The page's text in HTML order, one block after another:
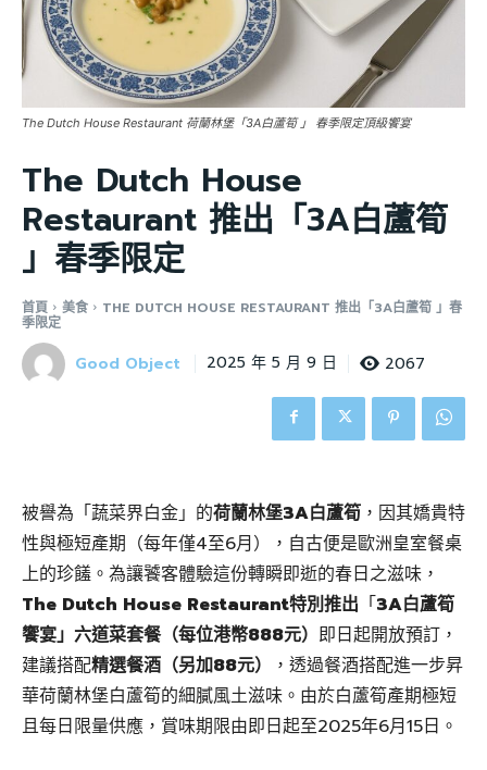
The Dutch House Restaurant 荷蘭林堡「3A白蘆筍 」 春季限定頂級饗宴
The Dutch House
Restaurant 推出「3A白蘆筍
」春季限定
首頁 美食 THE DUTCH HOUSE RESTAURANT 推出「3A白蘆筍 」春
季限定
Good Object 2025 年 5 月 9 日 2067
被譽為「蔬菜界白金」的荷蘭林堡3A白蘆筍 ，因其嬌貴特
性與極短產期（每年僅4至6月），自古便是歐洲皇室餐桌
上的珍饈。為讓饕客體驗這份轉瞬即逝的春日之滋味，
The Dutch House Restaurant特別推出 「3A白蘆筍
饗宴」六道菜套餐（每位港幣888元） 即日起開放預訂，
建議搭配精選餐酒（另加88元）
，透過餐酒搭配進一步昇
華荷蘭林堡白蘆筍的細膩風土滋味。由於白蘆筍產期極短
且每日限量供應，賞味期限由即日起至2025年6月15日。